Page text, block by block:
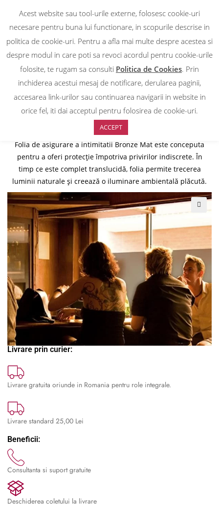
0
FOLIE DÉCORATIVA
TRANSLUCIDA COLORATA
MAT BRONZE
Folia de asigurare a intimitatii Bronze Mat este conceputa
pentru a oferi protecție împotriva privirilor indiscrete. În
timp ce este complet translucidă, folia permite trecerea
luminii naturale și creează o iluminare ambientală plăcută.
Livrare prin curier:
Livrare gratuita oriunde in Romania pentru role integrale.
Livrare standard 25,00 Lei
Beneficii:
Consultanta si suport gratuite
Deschiderea coletului la livrare
Acest website sau tool-urile externe, folosesc cookie-uri
necesare pentru buna lui functionare, in scopurile descrise in
politica de cookie-uri. Pentru a afla mai multe despre acestea si
despre modul in care poti sa revoci acordul pentru cookie-urile
folosite, te rugam sa consulti Politica de Cookies. Prin
inchiderea acestui mesaj de notificare, derularea paginii,
accesarea link-urilor sau continuarea navigarii in website in
orice fel, iti dai acceptul pentru folosirea de cookie-uri.
ACCEPT